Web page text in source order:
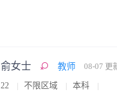
俞女士 教师 08-07 更
22 不限区域 本科